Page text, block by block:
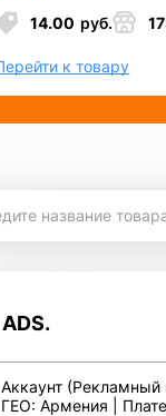
14.00 руб.
к товару
Аккаунт (Рекламный
ГЕО: Армения |